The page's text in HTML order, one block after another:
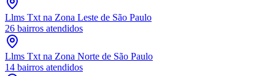
Llms Txt na Zona Leste de São Paulo
26 bairros atendidos
Llms Txt na Zona Norte de São Paulo
14 bairros atendidos